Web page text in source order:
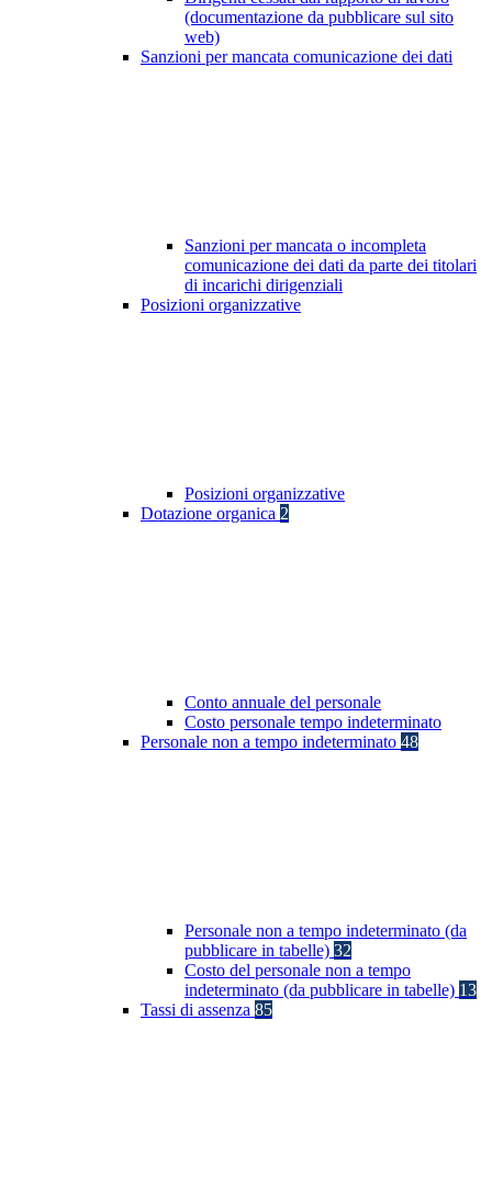
(documentazione da pubblicare sul sito
web)
Sanzioni per mancata comunicazione dei dati
Sanzioni per mancata o incompleta
comunicazione dei dati da parte dei titolari
di incarichi dirigenziali
Posizioni organizzative
Posizioni organizzative
Dotazione organica 2
Conto annuale del personale
Costo personale tempo indeterminato
Personale non a tempo indeterminato 48
Personale non a tempo indeterminato (da
pubblicare in tabelle) 32
Costo del personale non a tempo
indeterminato (da pubblicare in tabelle) 13
Tassi di assenza 85